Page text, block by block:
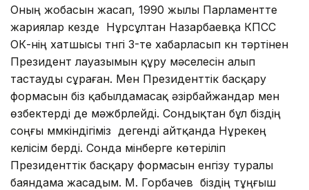
Оның жобасын жасап, 1990 жылы Парламентте
жариялар кезде Нұрсұлтан Назарбаевқа КПСС
ОК-нің хатшысы түнгі 3-те хабарласып күн тәртінен
Президент лауазымын құру мәселесін алып
тастауды сұраған. Мен Президенттік басқару
формасын біз қабылдамасақ әзірбайжандар мен
өзбектерді де мәжбүрлейді. Сондықтан бұл біздің
соңғы мүмкіндігіміз дегенді айтқанда Нұрекең
келісім берді. Сонда мінберге көтеріліп
Президенттік басқару формасын енгізу туралы
баяндама жасадым. М. Горбачев біздің тұңғыш